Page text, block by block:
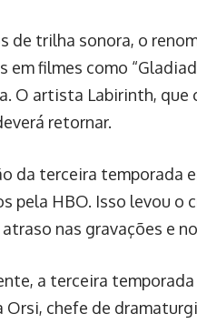
de trilha sonora, o
em filmes como
O artista Labirinth, que
retornar.
da terceira temporada
pela HBO. Isso levou o
atraso nas gravações e
a terceira
Orsi, chefe de